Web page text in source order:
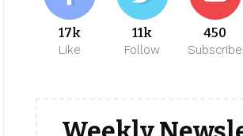
17k
Like
11k
Follow
450
Subscribe